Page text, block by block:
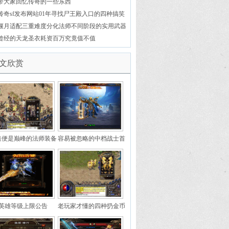
连城
大家回忆传奇的一些东西
奇sf发布网站01年寻找尸王殿入口的四种搞笑
作老玩家看哭了
月适配三重难度分化法师不同阶段的实用武器
经的天龙圣衣耗资百万究竟值不值
欣赏
便是巅峰的法师装备
浅析
容易被忽略的中档战士首
饰
雄等级上限公告
老玩家才懂的四种扔金币
操作